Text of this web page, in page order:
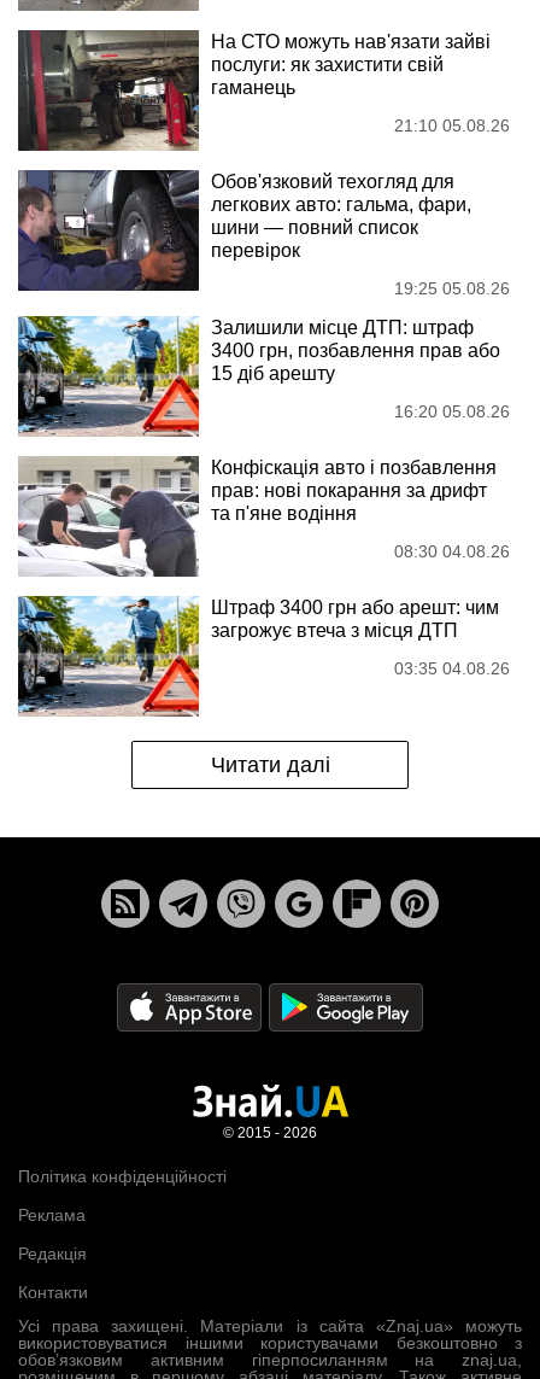
На СТО можуть нав'язати зайві
послуги: як захистити свій
гаманець
21:10 05.08.26
Обов'язковий техогляд для
легкових авто: гальма, фари,
шини — повний список
перевірок
19:25 05.08.26
Залишили місце ДТП: штраф
3400 грн, позбавлення прав або
15 діб арешту
16:20 05.08.26
Конфіскація авто і позбавлення
прав: нові покарання за дрифт
та п'яне водіння
08:30 04.08.26
Штраф 3400 грн або арешт: чим
загрожує втеча з місця ДТП
03:35 04.08.26
Читати далі
Усі права захищені. Матеріали із сайта «Znaj.ua» можуть
використовуватися іншими користувачами безкоштовно з
обов’язковим активним гіперпосиланням на znaj.ua,
Політика конфіденційності
Реклама
Редакція
Контакти
© 2015 - 2026